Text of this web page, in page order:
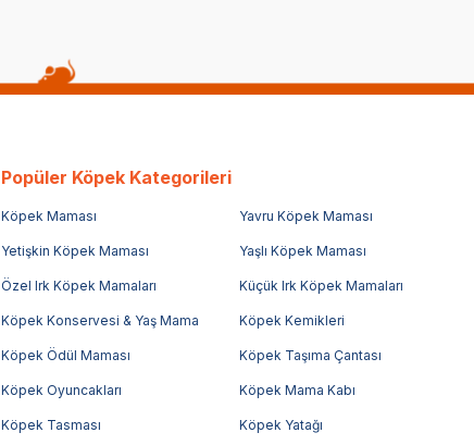
Popüler Köpek Kategorileri
Köpek Maması Yavru Köpek Maması
Yetişkin Köpek Maması Yaşlı Köpek Maması
Özel Irk Köpek Mamaları Küçük Irk Köpek Mamaları
Köpek Konservesi & Yaş Mama Köpek Kemikleri
Köpek Ödül Maması Köpek Taşıma Çantası
Köpek Oyuncakları Köpek Mama Kabı
Köpek Tasması Köpek Yatağı